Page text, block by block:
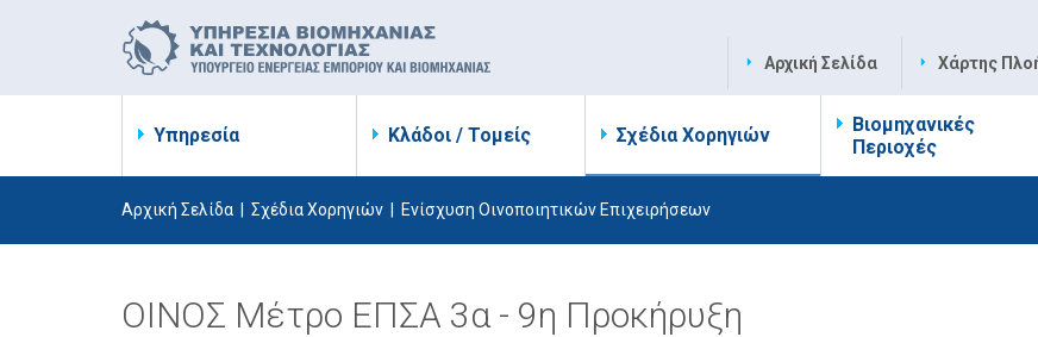
Αρχική Σελίδα Χάρτης
Υπηρεσία Κλάδοι / Τομείς Σχέδια Χορηγιών
Βιομηχανικές
Περιοχές
Αρχική Σελίδα Σχέδια Χορηγιών Ενίσχυση Οινοποιητικών Επιχειρήσεων
ΟΙΝΟΣ Μέτρο ΕΠΣΑ 3α - 9η Προκήρυξη